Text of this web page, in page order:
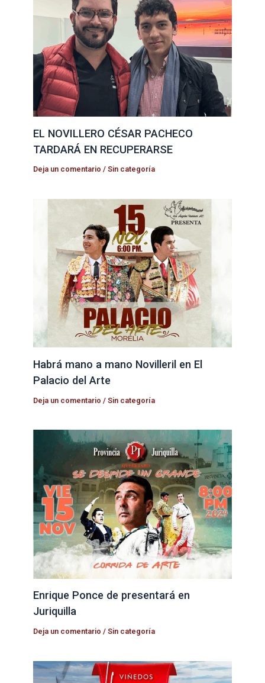
EL NOVILLERO CÉSAR PACHECO
TARDARÁ EN RECUPERARSE
Deja un comentario /Sin categoría
Habrá mano a mano Novilleril en El
Palacio del Arte
Deja un comentario /Sin categoría
Enrique Ponce de presentará en
Juriquilla
Deja un comentario /Sin categoría